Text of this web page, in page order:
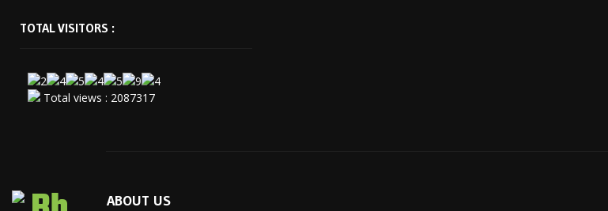
TOTAL VISITORS :
Total views : 2087317
ABOUT US